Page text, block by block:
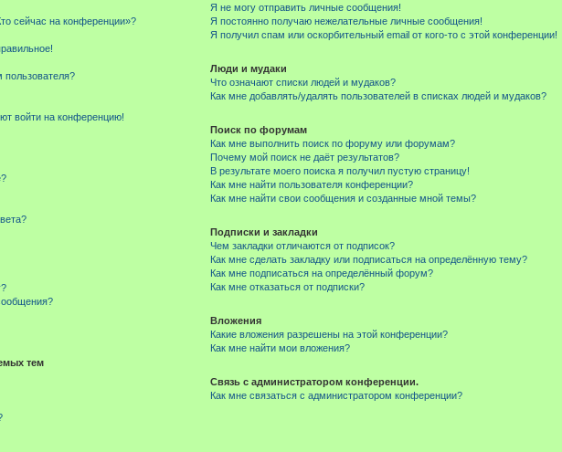
сейчас на конференции»?
войти на конференцию!
тем
Я не могу отправить личные сообщения!
Я постоянно получаю нежелательные личные сообщения!
Я получил спам или оскорбительный email от кого-то с этой конференции!
Люди и мудаки
Что означают списки людей и мудаков?
Как мне добавлять/удалять пользователей в списках людей и мудаков?
Поиск по форумам
Как мне выполнить поиск по форуму или форумам?
Почему мой поиск не даёт результатов?
В результате моего поиска я получил пустую страницу!
Как мне найти пользователя конференции?
Как мне найти свои сообщения и созданные мной темы?
Подписки и закладки
Чем закладки отличаются от подписок?
Как мне сделать закладку или подписаться на определённую тему?
Как мне подписаться на определённый форум?
Как мне отказаться от подписки?
Вложения
Какие вложения разрешены на этой конференции?
Как мне найти мои вложения?
Связь с администратором конференции.
Как мне связаться с администратором конференции?